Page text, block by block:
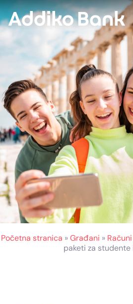
Početna stranica »Građani » Računi
paketi za studente